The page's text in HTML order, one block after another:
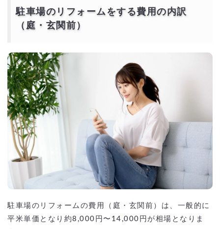
駐車場のリフォームをする費用の内訳
（庭・玄関前）
駐車場のリフォームの費用（庭・玄関前）は、一般的に
平米単価となり約8,000円〜14,000円が相場となりま